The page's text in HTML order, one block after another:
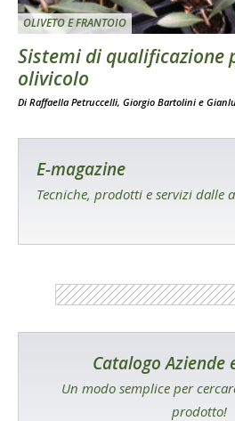
OLIVETO E FRANTOIO
Sistemi di qualificazione
olivicolo
Di Raffaella Petruccelli, Giorgio Bartolini e
E-magazine
Tecniche, prodotti e servizi dalle
Catalogo Aziende
Un modo semplice per
prodotto!